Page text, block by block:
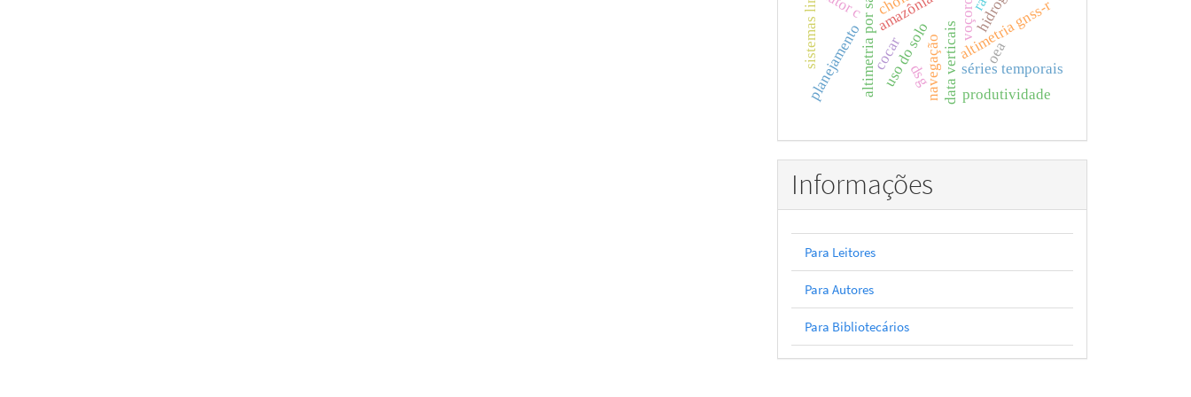
data verticais
uso do solo séries temporais
altimetria gnss-r
navegação
planejamento cocar
dsg
produtividade
oea
Informações
Para Leitores
Para Autores
Para Bibliotecários